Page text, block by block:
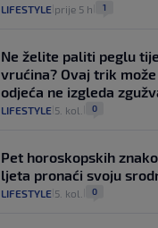
LIFESTYLE prije 5 h 1
Ne želite paliti peglu
vrućina? Ovaj trik
odjeća ne izgleda
LIFESTYLE 5. kol. 0
Pet horoskopskih
ljeta pronaći svoju
LIFESTYLE 5. kol. 0